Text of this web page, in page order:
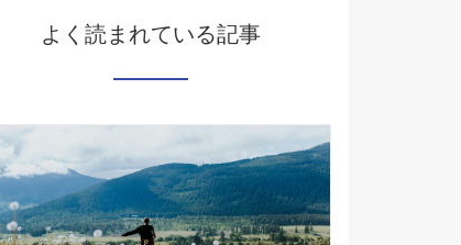
よく読まれている記事